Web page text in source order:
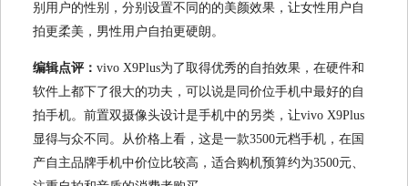
别用户的性别，分别设置不同的的美颜效果，让女性用户自
拍更柔美，男性用户自拍更硬朗。
编辑点评： vivo X9Plus为了取得优秀的自拍效果，在硬件和
软件上都下了很大的功夫，可以说是同价位手机中最好的自
拍手机。前置双摄像头设计是手机中的另类，让vivo X9Plus
显得与众不同。从价格上看，这是一款3500元档手机，在国
产自主品牌手机中价位比较高，适合购机预算约为3500元、